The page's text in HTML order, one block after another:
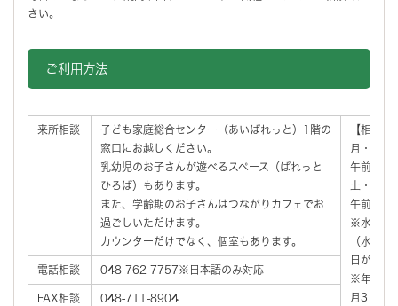
さい。
ご利用方法
来所相談
子ども家庭総合センター（あいぱれっと）1階の
窓口にお越しください。
乳幼児のお子さんが遊べるスペース（ぱれっと
ひろば）もあります。
また、学齢期のお子さんはつながりカフェでお
過ごしいただけます。
カウンターだけでなく、個室もあります。
【相談受
月・火・
午前9時
土・日・
午前9時
※水曜日
（水曜
日がお休
※年末年
月3日）
電話相談 048-762-7757※日本語のみ対応
FAX相談 048-711-8904